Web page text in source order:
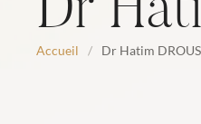
Accueil / Dr Hatim